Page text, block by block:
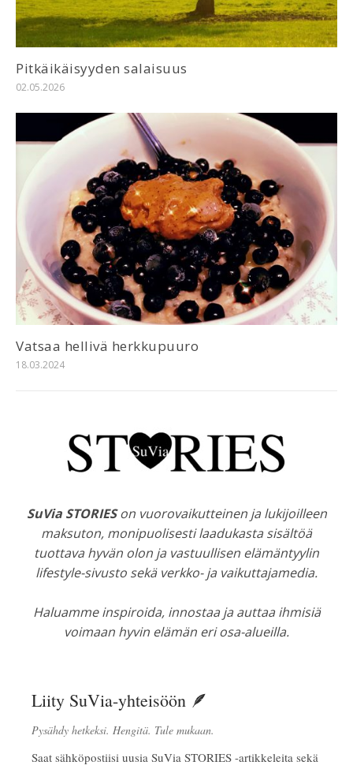
Pitkäikäisyyden salaisuus
02.05.2026
Vatsaa hellivä herkkupuuro
18.03.2024
SuVia STORIESon vuorovaikutteinen ja lukijoilleen
maksuton, monipuolisesti laadukasta sisältöä
tuottava hyvän olon ja vastuullisen elämäntyylin
lifestyle-sivusto sekä verkko- ja vaikuttajamedia.
Haluamme inspiroida, innostaa ja auttaa ihmisiä
voimaan hyvin elämän eri osa-alueilla.
Liity SuVia-yhteisöön 🪶
Pysähdy hetkeksi. Hengitä. Tule mukaan.
Saat sähköpostiisi uusia SuVia STORIES -artikkeleita sekä